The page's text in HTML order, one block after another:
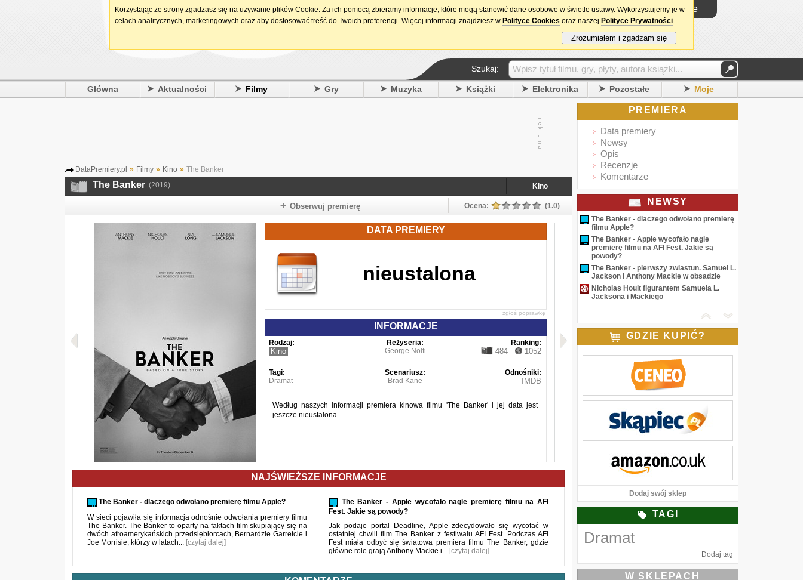
15. urodziny DataPremiery.pl Logowanie
Szukaj:
Główna Aktualności Filmy Gry Muzyka Książki Elektronika Pozostałe Moje
DataPremiery.pl » Filmy » Kino » The Banker
The Banker (2019) Kino
Obserwuj premierę Ocena: (1.0)
DATA PREMIERY
nieustalona
zgłoś poprawkę
INFORMACJE
Rodzaj:
Kino
Reżyseria:
George Nolfi
Ranking:
484 1052
Tagi:
Dramat
Scenariusz:
Brad Kane
Odnośniki:
IMDB
Według naszych informacji premiera kinowa filmu 'The Banker' i jej data jest
jeszcze nieustalona.
NAJŚWIEŻSZE INFORMACJE
The Banker - dlaczego odwołano premierę filmu Apple?
W sieci pojawiła się informacja odnośnie odwołania premiery filmu
The Banker. The Banker to oparty na faktach film skupiający się na
dwóch afroamerykańskich przedsiębiorcach, Bernardzie Garretcie i
Joe Morrisie, którzy w latach... [czytaj dalej]
The Banker - Apple wycofało nagle premierę filmu na AFI
Fest. Jakie są powody?
Jak podaje portal Deadline, Apple zdecydowało się wycofać w
ostatniej chwili film The Banker z festiwalu AFI Fest. Podczas AFI
Fest miała odbyć się światowa premiera filmu The Banker, gdzie
główne role grają Anthony Mackie i... [czytaj dalej]
PREMIERA
Data premiery
Newsy
Opis
Recenzje
Komentarze
NEWSY
The Banker - dlaczego odwołano premierę
filmu Apple?
The Banker - Apple wycofało nagle
premierę filmu na AFI Fest. Jakie są
powody?
The Banker - pierwszy zwiastun. Samuel L.
Jackson i Anthony Mackie w obsadzie
Nicholas Hoult figurantem Samuela L.
Jacksona i Mackiego
GDZIE KUPIĆ?
Dodaj swój sklep
TAGI
Dramat
Dodaj tag
W SKLEPACH
Korzystając ze strony zgadzasz się na używanie plików Cookie. Za ich pomocą zbieramy informacje, które mogą stanowić dane osobowe w świetle ustawy. Wykorzystujemy je w
celach analitycznych, marketingowych oraz aby dostosować treść do Twoich preferencji. Więcej informacji znajdziesz w Polityce Cookies oraz naszej Polityce Prywatności.
Zrozumiałem i zgadzam się